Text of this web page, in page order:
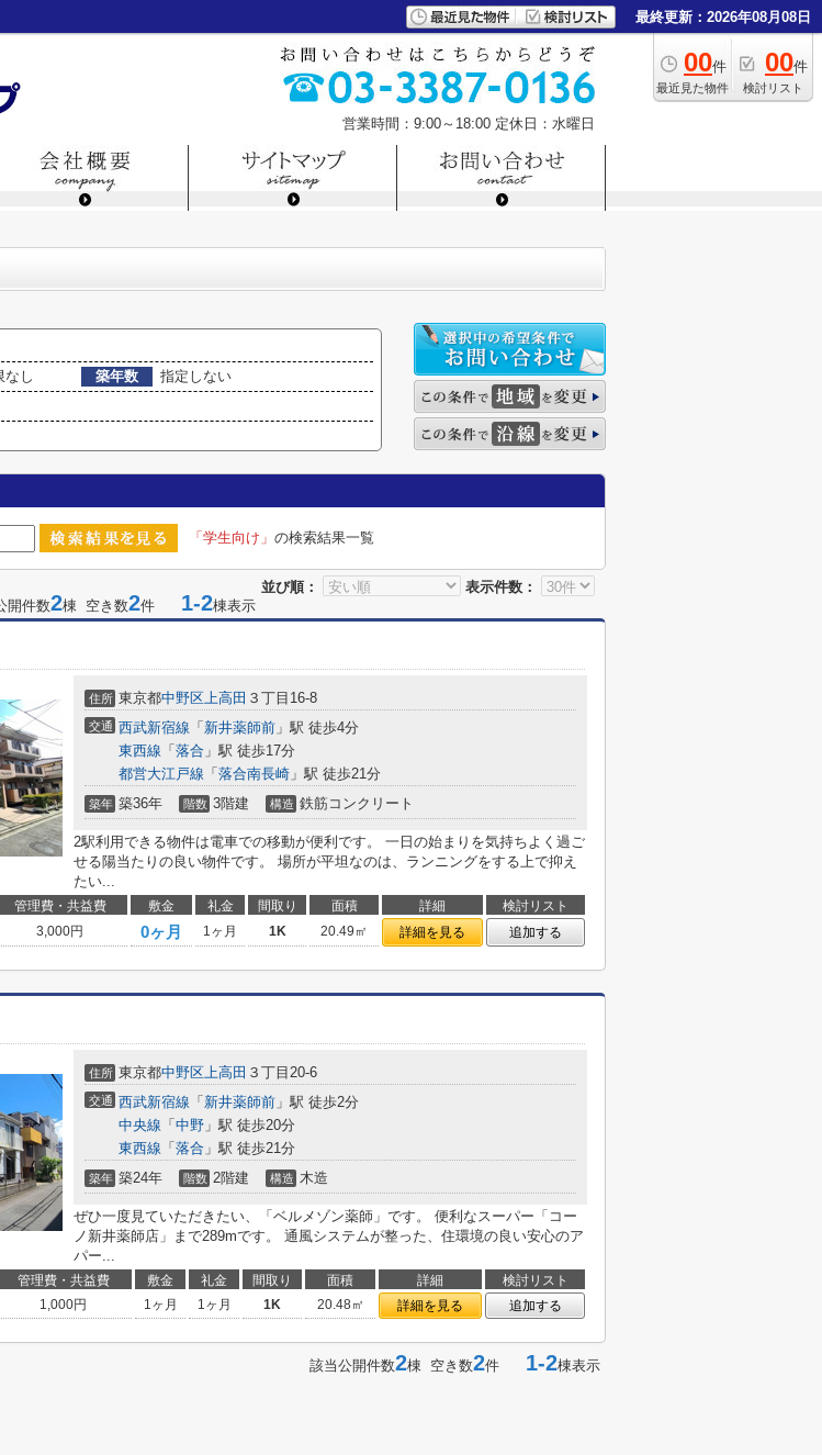
最終更新：2026年08月08日
00件
最近見た物件
00件
検討リスト
営業時間：9:00～18:00 定休日：水曜日
なし 築年数
指定しない
「学生向け」 の検索結果一覧
並び順：
表示件数：
開件数2棟 空き数2件 1-2棟表示
住所 東京都中野区上高田 ３丁目16-8
交通 西武新宿線 「 新井薬師前 」駅 徒歩4分
東西線 「 落合 」駅 徒歩17分
都営大江戸線 「 落合南長崎 」駅 徒歩21分
築年 築36年 階数 3階建 構造 鉄筋コンクリート
2駅利用できる物件は電車での移動が便利です。 一日の始まりを気持ちよく過ご
せる陽当たりの良い物件です。 場所が平坦なのは、ランニングをする上で抑え
たい...
管理費・共益費 敷金 礼金 間取り 面積 詳細
検討リスト
3,000円 0ヶ月 1ヶ月 1K 20.49㎡ 詳細を見る 追加する
住所 東京都中野区上高田 ３丁目20-6
交通 西武新宿線 「 新井薬師前 」駅 徒歩2分
中央線 「 中野 」駅 徒歩20分
東西線 「 落合 」駅 徒歩21分
築年 築24年 階数 2階建 構造 木造
ぜひ一度見ていただきたい、「ベルメゾン薬師」です。 便利なスーパー「コー
ノ新井薬師店」まで289mです。 通風システムが整った、住環境の良い安心のア
パー...
管理費・共益費 敷金 礼金 間取り 面積 詳細
検討リスト
1,000円 1ヶ月 1ヶ月 1K 20.48㎡ 詳細を見る 追加する
該当公開件数2棟 空き数2件 1-2棟表示